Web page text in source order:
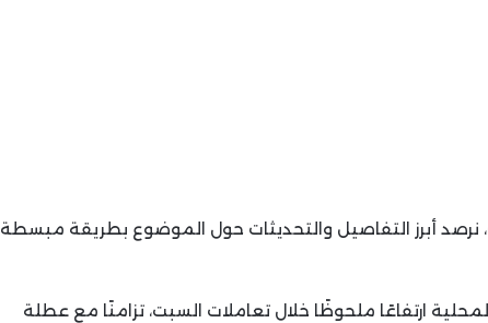
أبرز التفاصيل والتحديثات حول الموضوع بطريقة مبسطة
ارتفاعًا ملحوظًا خلال تعاملات السبت، تزامنًا مع عطلة